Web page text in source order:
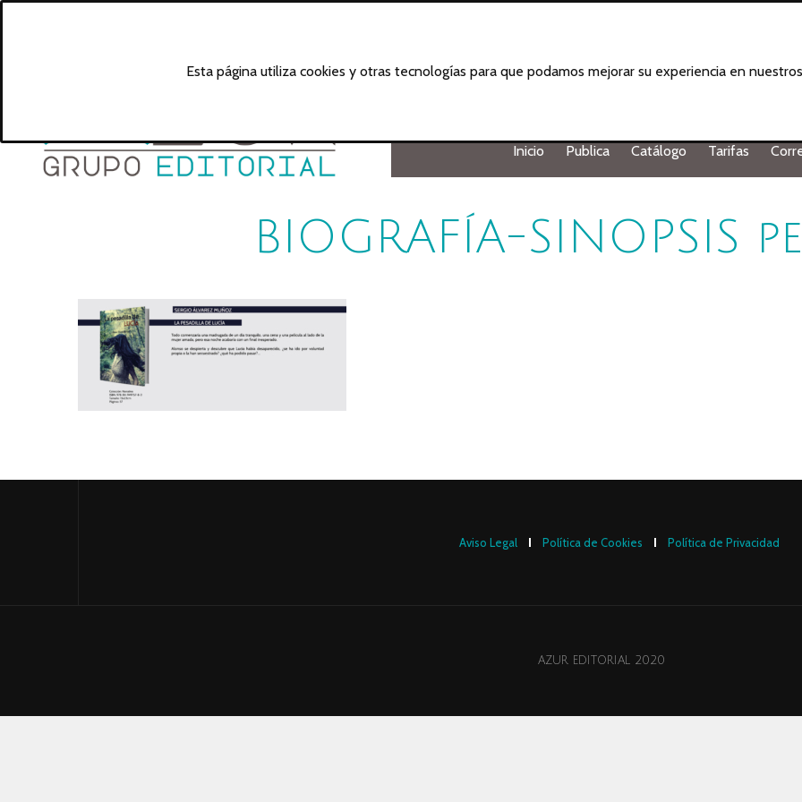
Inicio Publica Catálogo Tarifas
BIOGRAFÍA-SINOPSIS
Aviso Legal Política de Cookies Política de Privacidad
AZUR EDITORIAL 2020
Esta página utiliza cookies y otras tecnologías para que podamos mejorar su experiencia en